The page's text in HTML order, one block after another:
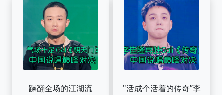
躁翻全场的江湖流
"活成个活着的传奇”李